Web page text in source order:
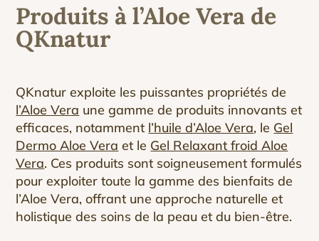
Produits à l’Aloe Vera de
QKnatur
QKnatur exploite les puissantes propriétés de
l’Aloe Vera une gamme de produits innovants et
efficaces, notamment l’huile d’Aloe Vera, le Gel
Dermo Aloe Vera et le Gel Relaxant froid Aloe
Vera. Ces produits sont soigneusement formulés
pour exploiter toute la gamme des bienfaits de
l’Aloe Vera, offrant une approche naturelle et
holistique des soins de la peau et du bien-être.